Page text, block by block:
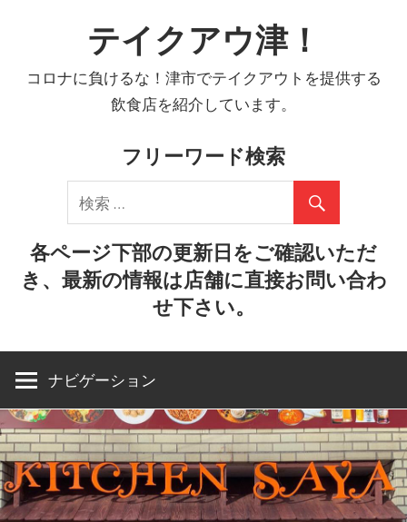
テイクアウ津！
コロナに負けるな！津市でテイクアウトを提供する
飲食店を紹介しています。
フリーワード検索
各ページ下部の更新日をご確認いただ
き、最新の情報は店舗に直接お問い合わ
せ下さい。
ナビゲーション